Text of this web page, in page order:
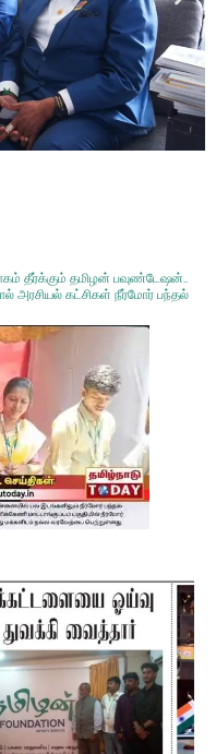
தீர்க்கும் தமிழன் பவுண்டேஷன்..
அரசியல் கட்சிகள் நீர்மோர் பந்தல்